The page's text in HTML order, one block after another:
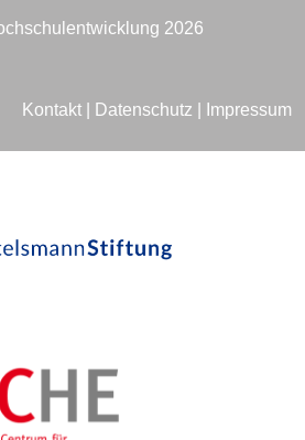
2026
Kontakt| Datenschutz Impressum